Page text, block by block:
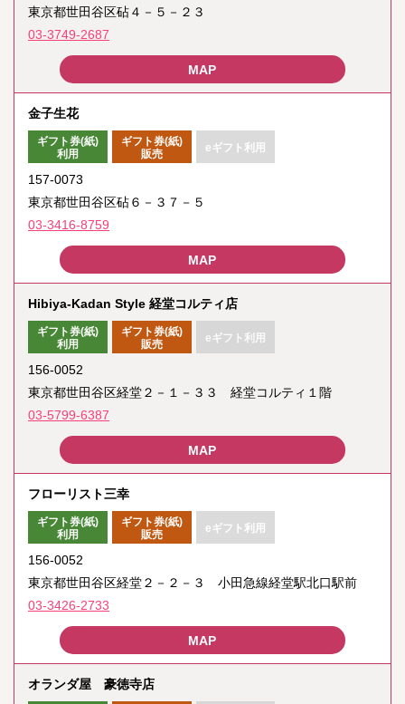
東京都世田谷区砧４－５－２３
03-3749-2687
金子生花
ギフト券(紙)
利用
ギフト券(紙)
販売
eギフト利用
157-0073
東京都世田谷区砧６－３７－５
03-3416-8759
Hibiya-Kadan Style 経堂コルティ店
ギフト券(紙)
利用
ギフト券(紙)
販売
eギフト利用
156-0052
東京都世田谷区経堂２－１－３３ 経堂コルティ１階
03-5799-6387
フローリスト三幸
ギフト券(紙)
利用
ギフト券(紙)
販売
eギフト利用
156-0052
東京都世田谷区経堂２－２－３ 小田急線経堂駅北口駅前
03-3426-2733
オランダ屋 豪徳寺店